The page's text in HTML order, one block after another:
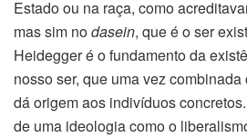
Estado ou na raça, como
mas sim nodasein, que é o ser
Heidegger é o fundamento da
nosso ser, que uma vez
dá origem aos indivíduos
de uma ideologia como o